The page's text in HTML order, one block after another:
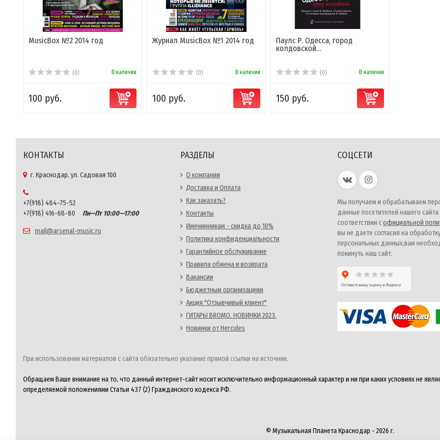
MusicBox №2 2014 год
(0) В наличии
100 руб.
Журнал MusicBox №1 2014 год
(0) В наличии
100 руб.
Паулс Р. Одесса, город
колдовской…
(0) В наличии
150 руб.
КОНТАКТЫ
г. Краснодар, ул. Садовая 100
+7(918) 484-75-52
+7(918) 416-68-80
Пн—Пт 10:00—17:00
mail@arsenal-music.ru
РАЗДЕЛЫ
О компании
Доставка и Оплата
Как заказать?
Контакты
Именинникам - скидка до 10%
Политика конфиденциальности
Гарантийное обслуживание
Правила обмена и возврата
Вакансии
Бюджетным организациям
Акция "Отзывчивый клиент"
ГИТАРЫ BROMO. НОВИНКИ 2023.
Новинки от Hercules
СОЦСЕТИ
Мы получаем и обрабатываем
данные посетителей нашего сайта
соответствии софициальной
вы не даете согласия на
персональных данных,вам
покинуть наш сайт.
При использовании материалов с сайта обязательно указание прямой ссылки на источник.
Обращаем Ваше внимание на то, что данный интернет-сайт носит исключительно информационный характер и ни при каких условиях не
определяемой положениями Статьи 437 (2) Гражданского кодекса РФ.
© Музыкальная Планета Краснодар - 2026 г.